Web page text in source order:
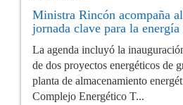
Ministra Rincón acompaña
jornada clave para la energía
La agenda incluyó la
de dos proyectos energéticos de
planta de almacenamiento
Complejo Energético T...